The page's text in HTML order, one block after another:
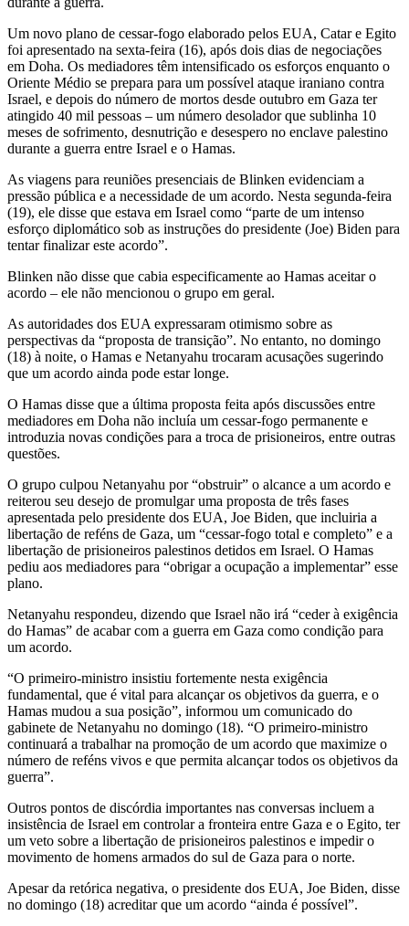
Um novo plano de cessar-fogo elaborado pelos EUA, Catar e Egito
foi apresentado na sexta-feira (16), após dois dias de negociações
em Doha. Os mediadores têm intensificado os esforços enquanto o
Oriente Médio se prepara para um possível ataque iraniano contra
Israel, e depois do número de mortos desde outubro em Gaza ter
atingido 40 mil pessoas – um número desolador que sublinha 10
meses de sofrimento, desnutrição e desespero no enclave palestino
durante a guerra entre Israel e o Hamas.
As viagens para reuniões presenciais de Blinken evidenciam a
pressão pública e a necessidade de um acordo. Nesta segunda-feira
(19), ele disse que estava em Israel como “parte de um intenso
esforço diplomático sob as instruções do presidente (Joe) Biden para
tentar finalizar este acordo”.
Blinken não disse que cabia especificamente ao Hamas aceitar o
acordo – ele não mencionou o grupo em geral.
As autoridades dos EUA expressaram otimismo sobre as
perspectivas da “proposta de transição”. No entanto, no domingo
(18) à noite, o Hamas e Netanyahu trocaram acusações sugerindo
que um acordo ainda pode estar longe.
O Hamas disse que a última proposta feita após discussões entre
mediadores em Doha não incluía um cessar-fogo permanente e
introduzia novas condições para a troca de prisioneiros, entre outras
questões.
O grupo culpou Netanyahu por “obstruir” o alcance a um acordo e
reiterou seu desejo de promulgar uma proposta de três fases
apresentada pelo presidente dos EUA, Joe Biden, que incluiria a
libertação de reféns de Gaza, um “cessar-fogo total e completo” e a
libertação de prisioneiros palestinos detidos em Israel. O Hamas
pediu aos mediadores para “obrigar a ocupação a implementar” esse
plano.
Netanyahu respondeu, dizendo que Israel não irá “ceder à exigência
do Hamas” de acabar com a guerra em Gaza como condição para
um acordo.
“O primeiro-ministro insistiu fortemente nesta exigência
fundamental, que é vital para alcançar os objetivos da guerra, e o
Hamas mudou a sua posição”, informou um comunicado do
gabinete de Netanyahu no domingo (18). “O primeiro-ministro
continuará a trabalhar na promoção de um acordo que maximize o
número de reféns vivos e que permita alcançar todos os objetivos da
guerra”.
Outros pontos de discórdia importantes nas conversas incluem a
insistência de Israel em controlar a fronteira entre Gaza e o Egito, ter
um veto sobre a libertação de prisioneiros palestinos e impedir o
movimento de homens armados do sul de Gaza para o norte.
Apesar da retórica negativa, o presidente dos EUA, Joe Biden, disse
no domingo (18) acreditar que um acordo “ainda é possível”.